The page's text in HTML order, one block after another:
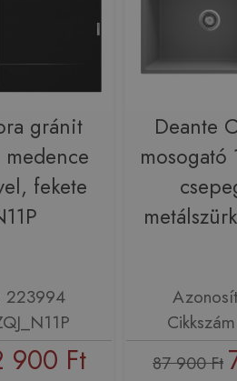
gránit
medence
fekete
223994
900 Ft
Deante
mosogató
87 900 Ft